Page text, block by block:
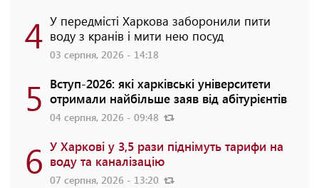
4 У передмісті Харкова заборонили пити
воду з кранів і мити нею посуд
03 серпня, 2026 - 14:18
5 Вступ-2026: які харківські університети
отримали найбільше заяв від абітурієнтів
04 серпня, 2026 - 09:48
6 У Харкові у 3,5 рази піднімуть тарифи на
воду та каналізацію
07 серпня, 2026 - 13:20